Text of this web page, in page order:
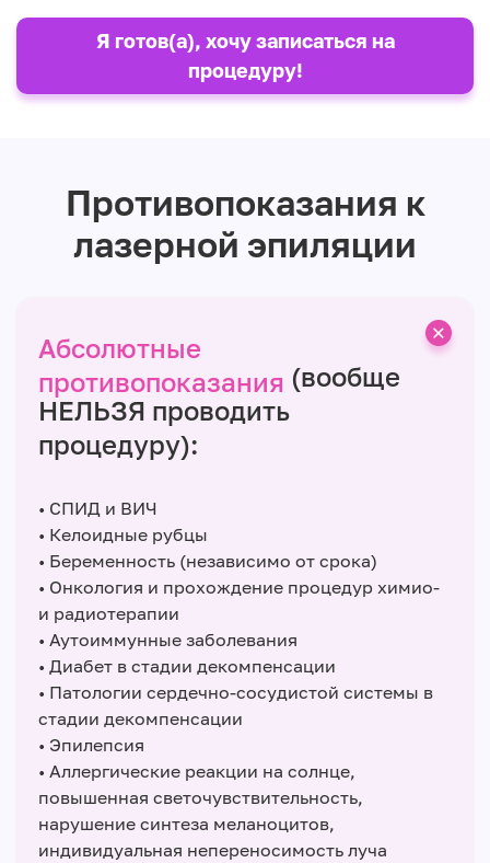
Я готов(а), хочу записаться на
процедуру!
Противопоказания к
лазерной эпиляции
Абсолютные
противопоказания (вообще
НЕЛЬЗЯ проводить
процедуру):
• СПИД и ВИЧ
• Келоидные рубцы
• Беременность (независимо от срока)
• Онкология и прохождение процедур химио-
и радиотерапии
• Аутоиммунные заболевания
• Диабет в стадии декомпенсации
• Патологии сердечно-сосудистой системы в
стадии декомпенсации
• Эпилепсия
• Аллергические реакции на солнце,
повышенная светочувствительность,
нарушение синтеза меланоцитов,
индивидуальная непереносимость луча